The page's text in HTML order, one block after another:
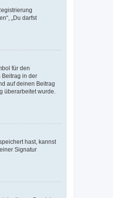
„Du darfst
für den
Beitrag in der
auf deinen Beitrag
überarbeitet wurde.
hast, kannst
Signatur